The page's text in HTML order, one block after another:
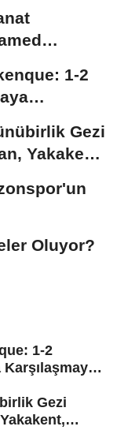
1-2
Gezi
Yakakent,
Oluyor?
1-2
Gezi